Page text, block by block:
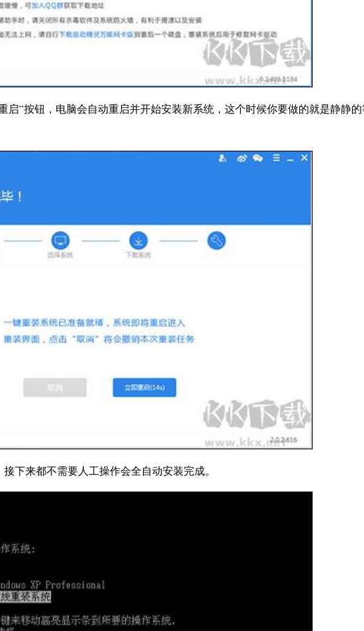
启”按钮，电脑会自动重启并开始安装新系统，这个时候你要做的就是静静
下来都不需要人工操作会全自动安装完成。